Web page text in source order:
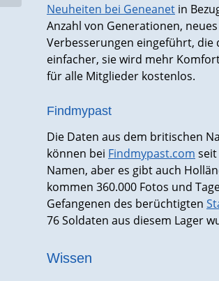
Neuheiten bei Geneanet in
Anzahl von Generationen,
Verbesserungen eingeführt, die
einfacher, sie wird mehr
für alle Mitglieder kostenlos.
Findmypast
Die Daten aus dem britischen
können bei Findmypast.com
Namen, aber es gibt auch
kommen 360.000 Fotos und
Gefangenen des berüchtigten
76 Soldaten aus diesem Lager
Wissen